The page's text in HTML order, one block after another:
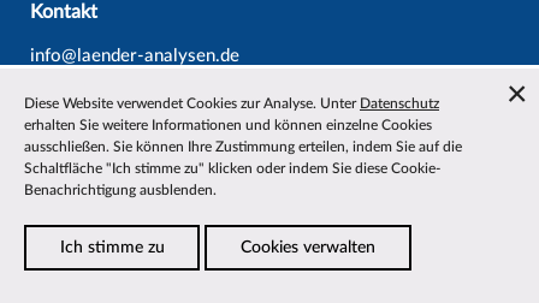
Kontakt
info@laender-analysen.de
Fax: 0421/218-69607
Redaktionen
Wissenschaftliche Beiräte
Über die Länder-Analysen
Diese Website verwendet Cookies zur Analyse. Unter Datenschutz
erhalten Sie weitere Informationen und können einzelne Cookies
ausschließen. Sie können Ihre Zustimmung erteilen, indem Sie auf die
Schaltfläche "Ich stimme zu" klicken oder indem Sie diese Cookie-
Benachrichtigung ausblenden.
Ich stimme zu Cookies verwalten